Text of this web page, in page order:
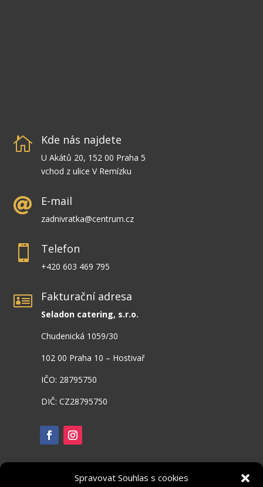
Spravovat Souhlas s cookies
 Kde nás najdete
U Akátů 20, 152 00 Praha 5
vchod z ulice V Remízku
 E-mail
zadnivratka@centrum.cz
 Telefon
+420 603 469 795
 Fakturační adresa
Seladon catering, s.r.o.
Chudenická 1059/30
102 00 Praha 10 – Hostivař
IČO: 28795750
DIČ: CZ28795750